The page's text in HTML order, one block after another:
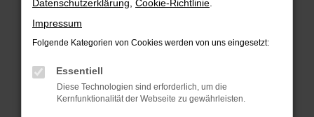
Überprüfe deine Firewall und deine
Internetverbindung.
Laden andere Webseiten, zum Beispiel deine
Manche Erweiterungen, wie Werbeblocker,
Datenschutzerklärung Cookie-Richtlinie
Impressum
Folgende Kategorien von Cookies werden von uns eingesetzt:
Essentiell
Diese Technologien sind erforderlich, um die
Kernfunktionalität der Webseite zu gewährleisten.